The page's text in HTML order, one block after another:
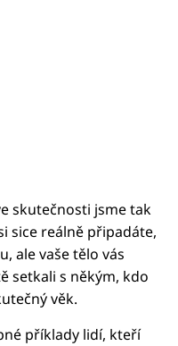
skutečnosti jsme tak
sice reálně připadáte,
ale vaše tělo vás
setkali s někým, kdo
věk.
příklady lidí, kteří